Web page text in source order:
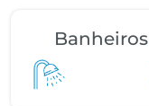
Banheiros